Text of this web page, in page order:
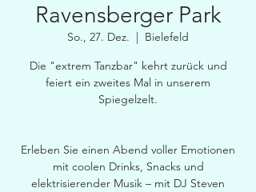
Ravensberger Park
So., 27. Dez.
  |
Bielefeld
Die "extrem Tanzbar" kehrt zurück und
feiert ein zweites Mal in unserem
Spiegelzelt.
Erleben Sie einen Abend voller Emotionen
mit coolen Drinks, Snacks und
elektrisierender Musik – mit DJ Steven